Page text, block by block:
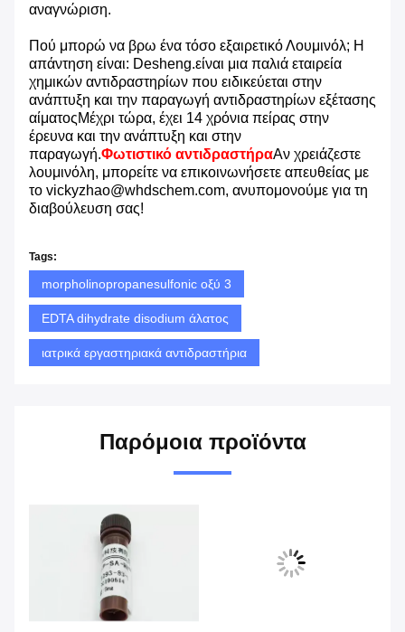
αναγνώριση.
Πού μπορώ να βρω ένα τόσο εξαιρετικό Λουμινόλ; Η
απάντηση είναι: Desheng.είναι μια παλιά εταιρεία
χημικών αντιδραστηρίων που ειδικεύεται στην
ανάπτυξη και την παραγωγή αντιδραστηρίων εξέτασης
αίματοςΜέχρι τώρα, έχει 14 χρόνια πείρας στην
έρευνα και την ανάπτυξη και στην
παραγωγή.Φωτιστικό αντιδραστήραΑν χρειάζεστε
λουμινόλη, μπορείτε να επικοινωνήσετε απευθείας με
το vickyzhao@whdschem.com, ανυπομονούμε για τη
διαβούλευση σας!
Tags:
morpholinopropanesulfonic οξύ 3
EDTA dihydrate disodium άλατος
ιατρικά εργαστηριακά αντιδραστήρια
Παρόμοια προϊόντα